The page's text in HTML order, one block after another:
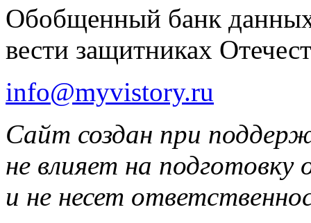
Обобщенный банк
вести защитниках
info@myvistory.ru
Сайт создан при
не влияет на подготовку
и не несет